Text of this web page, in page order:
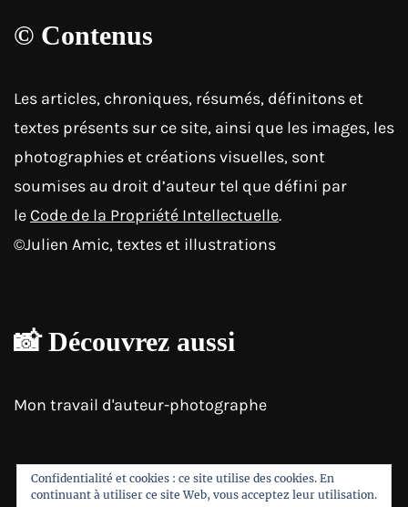
© Contenus
Les articles, chroniques, résumés, définitons et
textes présents sur ce site, ainsi que les images, les
photographies et créations visuelles, sont
soumises au droit d’auteur tel que défini par
le Code de la Propriété Intellectuelle.
©Julien Amic, textes et illustrations
📸 Découvrez aussi
Mon travail d'auteur-photographe
Confidentialité et cookies : ce site utilise des cookies. En
continuant à utiliser ce site Web, vous acceptez leur utilisation.